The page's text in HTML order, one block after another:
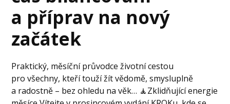
a příprav na nový
začátek
Praktický, měsíční průvodce životní cestou
pro všechny, kteří touží žít vědomě, smysluplně
a radostně – bez ohledu na věk… 🧘Zklidňující energie